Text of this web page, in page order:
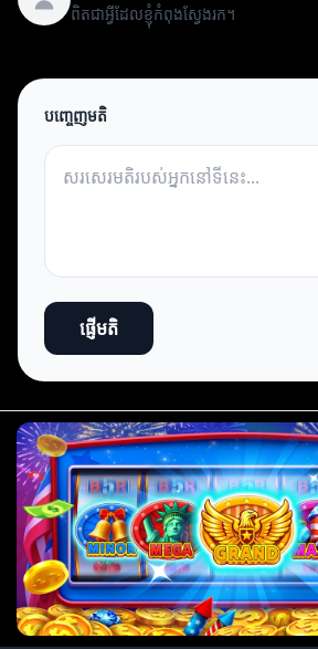
ពិតជាអ្វីដែលខ្ញុំកំពុងស្វែងរក។
បញ្ចេញមតិ
ផ្ញើមតិ